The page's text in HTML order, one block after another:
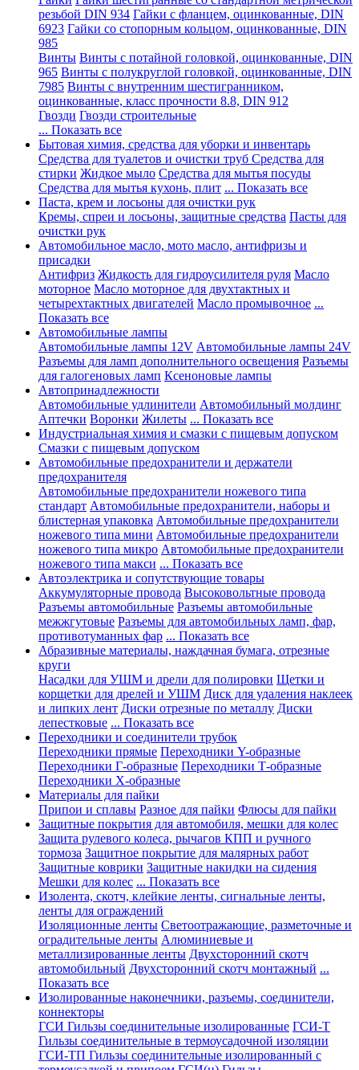
резьбой DIN 934 Гайки с фланцем, оцинкованные, DIN
6923 Гайки со стопорным кольцом, оцинкованные, DIN
985
Винты Винты с потайной головкой, оцинкованные, DIN
965 Винты с полукруглой головкой, оцинкованные, DIN
7985 Винты с внутренним шестигранником,
оцинкованные, класс прочности 8.8, DIN 912
Гвозди Гвозди строительные
... Показать все
Бытовая химия, средства для уборки и инвентарь
Средства для туалетов и очистки труб Средства для
стирки Жидкое мыло Средства для мытья посуды
Средства для мытья кухонь, плит ... Показать все
Паста, крем и лосьоны для очистки рук
Кремы, спреи и лосьоны, защитные средства Пасты для
очистки рук
Автомобильное масло, мото масло, антифризы и
присадки
Антифриз Жидкость для гидроусилителя руля Масло
моторное Масло моторное для двухтактных и
четырехтактных двигателей Масло промывочное ...
Показать все
Автомобильные лампы
Автомобильные лампы 12V Автомобильные лампы 24V
Разъемы для ламп дополнительного освещения Разъемы
для галогеновых ламп Ксеноновые лампы
Автопринадлежности
Автомобильные удлинители Автомобильный молдинг
Аптечки Воронки Жилеты ... Показать все
Индустриальная химия и смазки с пищевым допуском
Смазки с пищевым допуском
Автомобильные предохранители и держатели
предохранителя
Автомобильные предохранители ножевого типа
стандарт Автомобильные предохранители, наборы и
блистерная упаковка Автомобильные предохранители
ножевого типа мини Автомобильные предохранители
ножевого типа микро Автомобильные предохранители
ножевого типа макси ... Показать все
Автоэлектрика и сопутствующие товары
Аккумуляторные провода Высоковольтные провода
Разъемы автомобильные Разъемы автомобильные
межжгутовые Разъемы для автомобильных ламп, фар,
противотуманных фар ... Показать все
Абразивные материалы, наждачная бумага, отрезные
круги
Насадки для УШМ и дрели для полировки Щетки и
корщетки для дрелей и УШМ Диск для удаления наклеек
и липких лент Диски отрезные по металлу Диски
лепестковые ... Показать все
Переходники и соединители трубок
Переходники прямые Переходники Y-образные
Переходники Г-образные Переходники Т-образные
Переходники Х-образные
Материалы для пайки
Припои и сплавы Разное для пайки Флюсы для пайки
Защитные покрытия для автомобиля, мешки для колес
Защита рулевого колеса, рычагов КПП и ручного
тормоза Защитное покрытие для малярных работ
Защитные коврики Защитные накидки на сидения
Мешки для колес ... Показать все
Изолента, скотч, клейкие ленты, сигнальные ленты,
ленты для ограждений
Изоляционные ленты Светоотражающие, разметочные и
оградительные ленты Алюминиевые и
металлизированные ленты Двухсторонний скотч
автомобильный Двухсторонний скотч монтажный ...
Показать все
Изолированные наконечники, разъемы, соединители,
коннекторы
ГСИ Гильзы соединительные изолированные ГСИ-Т
Гильзы соединительные в термоусадочной изоляции
ГСИ-ТП Гильзы соединительные изолированный с